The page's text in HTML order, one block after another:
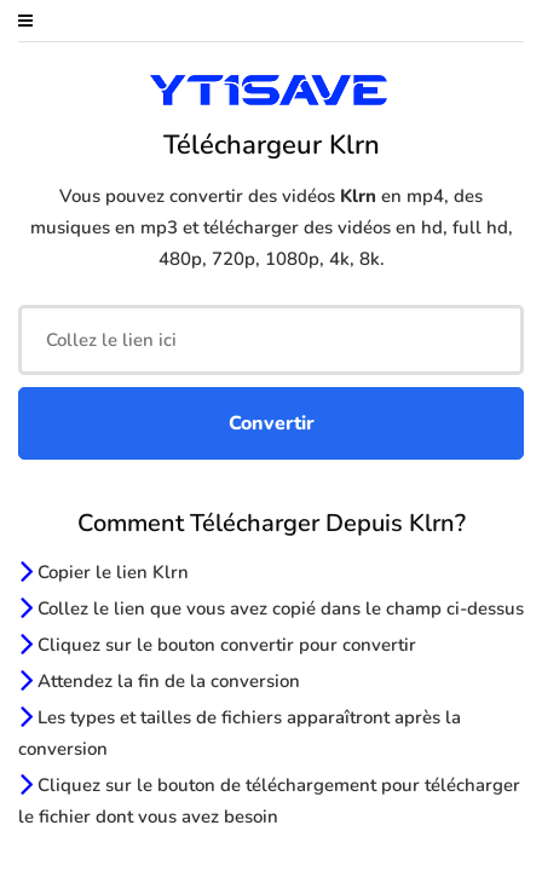
Téléchargeur Klrn
Vous pouvez convertir des vidéos Klrn en mp4, des
musiques en mp3 et télécharger des vidéos en hd, full hd,
480p, 720p, 1080p, 4k, 8k.
Comment Télécharger Depuis Klrn?
Copier le lien Klrn
Collez le lien que vous avez copié dans le champ ci-dessus
Cliquez sur le bouton convertir pour convertir
Attendez la fin de la conversion
Les types et tailles de fichiers apparaîtront après la
conversion
Cliquez sur le bouton de téléchargement pour télécharger
le fichier dont vous avez besoin